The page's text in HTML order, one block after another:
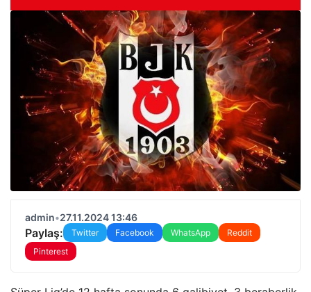
admin•27.11.2024 13:46
Paylaş: Twitter Facebook WhatsApp
Reddit
Pinterest